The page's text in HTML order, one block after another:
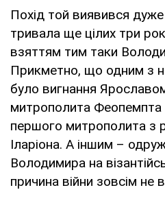
Похід той виявився
тривала ще цілих три
взяттям тим таки
Прикметно, що одним з
було вигнання
митрополита Феопемпта
першого митрополита з
Іларіона. А іншим –
Володимира на
причина війни зовсім не